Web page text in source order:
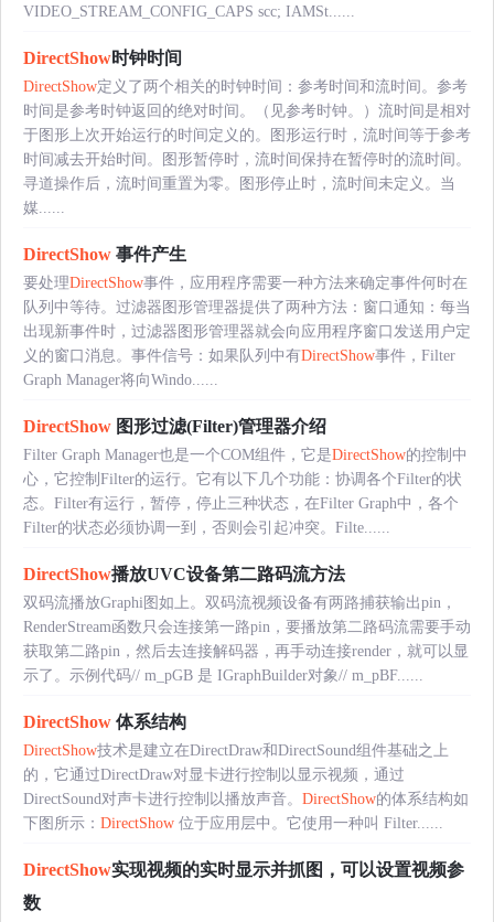
VIDEO_STREAM_CONFIG_CAPS scc; IAMSt......
DirectShow时钟时间
DirectShow定义了两个相关的时钟时间：参考时间和流时间。参考
时间是参考时钟返回的绝对时间。（见参考时钟。）流时间是相对
于图形上次开始运行的时间定义的。图形运行时，流时间等于参考
时间减去开始时间。图形暂停时，流时间保持在暂停时的流时间。
寻道操作后，流时间重置为零。图形停止时，流时间未定义。当
媒......
DirectShow 事件产生
要处理DirectShow事件，应用程序需要一种方法来确定事件何时在
队列中等待。过滤器图形管理器提供了两种方法：窗口通知：每当
出现新事件时，过滤器图形管理器就会向应用程序窗口发送用户定
义的窗口消息。事件信号：如果队列中有DirectShow事件，Filter
Graph Manager将向Windo......
DirectShow 图形过滤(Filter)管理器介绍
Filter Graph Manager也是一个COM组件，它是DirectShow的控制中
心，它控制Filter的运行。它有以下几个功能：协调各个Filter的状
态。Filter有运行，暂停，停止三种状态，在Filter Graph中，各个
Filter的状态必须协调一到，否则会引起冲突。Filte......
DirectShow播放UVC设备第二路码流方法
双码流播放Graphi图如上。双码流视频设备有两路捕获输出pin，
RenderStream函数只会连接第一路pin，要播放第二路码流需要手动
获取第二路pin，然后去连接解码器，再手动连接render，就可以显
示了。示例代码// m_pGB 是 IGraphBuilder对象// m_pBF......
DirectShow 体系结构
DirectShow技术是建立在DirectDraw和DirectSound组件基础之上
的，它通过DirectDraw对显卡进行控制以显示视频，通过
DirectSound对声卡进行控制以播放声音。 DirectShow的体系结构如
下图所示： DirectShow 位于应用层中。它使用一种叫 Filter......
DirectShow实现视频的实时显示并抓图，可以设置视频参
数